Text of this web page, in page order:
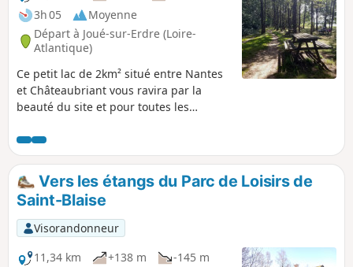
3h 05
Moyenne
Départ à Joué-sur-Erdre (Loire-
Atlantique)
Ce petit lac de 2km² situé entre Nantes
et Châteaubriant vous ravira par la
beauté du site et pour toutes les
randonnée pédestre ou équestre, VTT,
pêche, baignade, voile, etc. Le tour à
pied fait emprunter des sentiers très
agréables.
Vers les étangs du Parc de Loisirs de
Saint-Blaise
Visorandonneur
11,34 km
+138 m
-145 m